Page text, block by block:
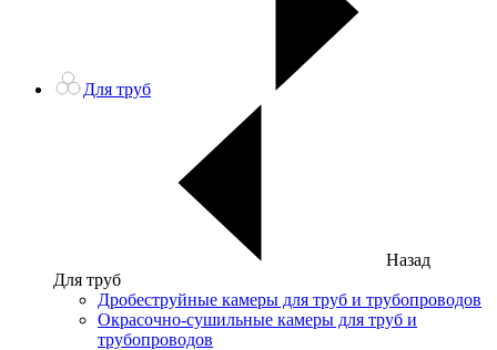
Для труб
Назад
Для труб
Дробеструйные камеры для труб и трубопроводов
Окрасочно-сушильные камеры для труб и
трубопроводов